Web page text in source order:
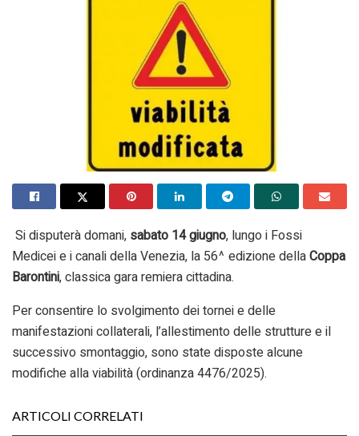
Si disputerà domani, sabato 14 giugno, lungo i Fossi
Medicei e i canali della Venezia, la 56^ edizione dellaCoppa
Barontini, classica gara remiera cittadina.
Per consentire lo svolgimento dei tornei e delle
manifestazioni collaterali, l’allestimento delle strutture e il
successivo smontaggio, sono state disposte alcune
modifiche alla viabilità (ordinanza 4476/2025).
ARTICOLI CORRELATI